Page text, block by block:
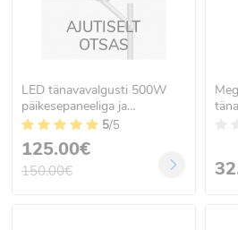
AJUTISELT
OTSAS
LED tänavavalgusti 500W
päikesepaneeliga ja
kaugjuhtimispuldiga MJ-
XJ802
5/5
125.00€
150.00€